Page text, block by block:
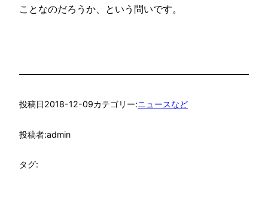
ことなのだろうか、という問いです。
投稿日2018-12-09カテゴリー:ニュースなど
投稿者:admin
タグ: